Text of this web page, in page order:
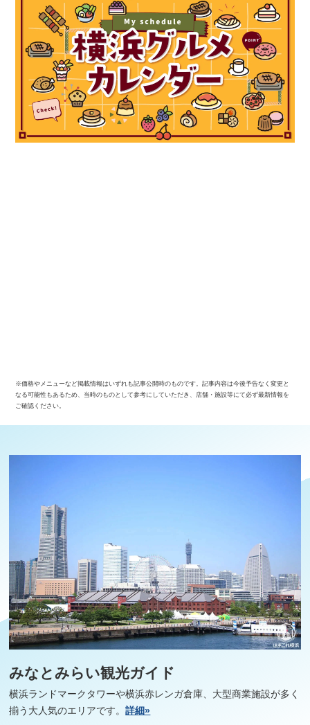
※価格やメニューなど掲載情報はいずれも記事公開時のものです。記事内容は今後予告なく変更と
なる可能性もあるため、当時のものとして参考にしていただき、店舗・施設等にて必ず最新情報を
ご確認ください。
みなとみらい観光ガイド
横浜ランドマークタワーや横浜赤レンガ倉庫、大型商業施設が多く
揃う大人気のエリアです。詳細»